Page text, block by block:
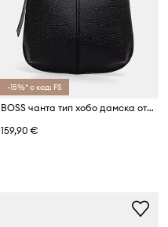
-15%* с код: FS
BOSS чанта тип хобо дамска от имитация на кожа CLARICE HOBO
159,90 €